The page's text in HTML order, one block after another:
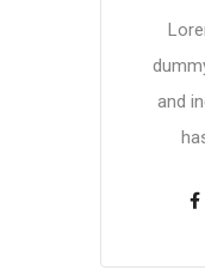
and